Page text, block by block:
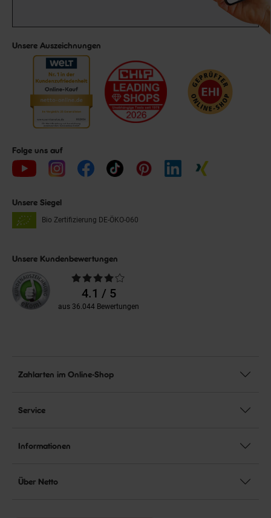
Unsere Auszeichnungen
Folge uns auf
Unsere Siegel
Bio Zertifizierung DE-ÖKO-060
Unsere Kundenbewertungen
Durchschnittliche
Bewertungen4.1 / 5
aus 36.044 Bewertungen
Zahlarten im Online-Shop
Service
Informationen
Über Netto